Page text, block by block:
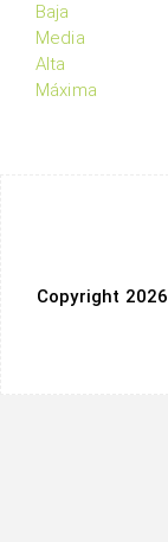
Baja
Media
Alta
Máxima
Copyright 2026